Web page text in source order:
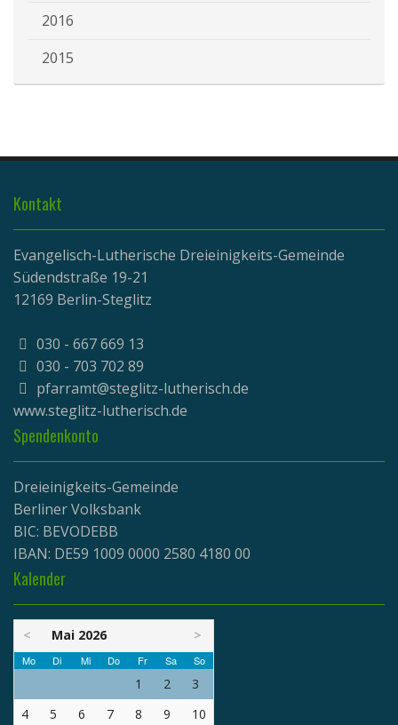
2016
2015
Kontakt
Evangelisch-Lutherische Dreieinigkeits-Gemeinde
Südendstraße 19-21
12169 Berlin-Steglitz
030 - 667 669 13
030 - 703 702 89
pfarramt@steglitz-lutherisch.de
www.steglitz-lutherisch.de
Spendenkonto
Dreieinigkeits-Gemeinde
Berliner Volksbank
BIC: BEVODEBB
IBAN: DE59 1009 0000 2580 4180 00
Kalender
< Mai 2026 >
Mo Di Mi Do Fr Sa So
1 2
3
4
5 6 7 8 9 10